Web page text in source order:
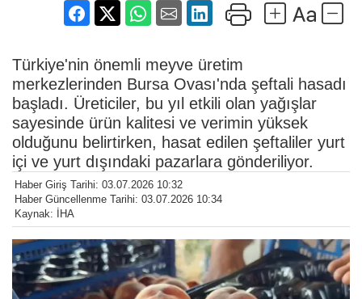
Türkiye'nin önemli meyve üretim
merkezlerinden Bursa Ovası'nda şeftali hasadı
başladı. Üreticiler, bu yıl etkili olan yağışlar
sayesinde ürün kalitesi ve verimin yüksek
olduğunu belirtirken, hasat edilen şeftaliler yurt
içi ve yurt dışındaki pazarlara gönderiliyor.
Haber Giriş Tarihi: 03.07.2026 10:32
Haber Güncellenme Tarihi: 03.07.2026 10:34
Kaynak: İHA